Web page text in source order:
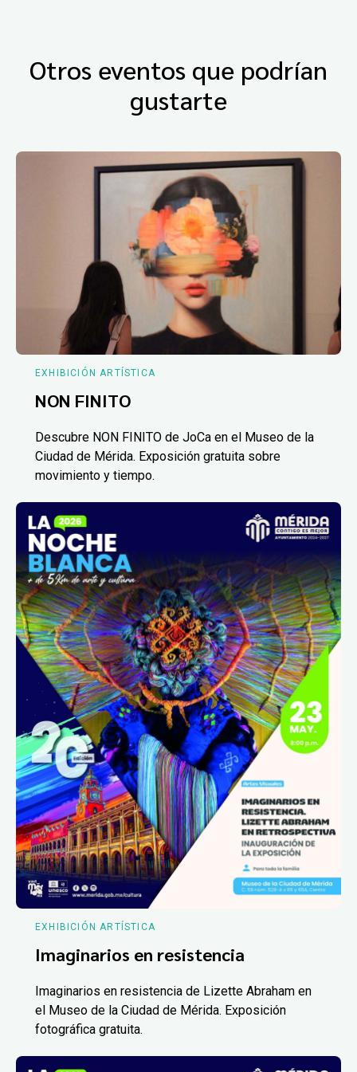
Otros eventos que podrían
gustarte
EXHIBICIÓN ARTÍSTICA
NON FINITO
Descubre NON FINITO de JoCa en el Museo de la
Ciudad de Mérida. Exposición gratuita sobre
movimiento y tiempo.
EXHIBICIÓN ARTÍSTICA
Imaginarios en resistencia
Imaginarios en resistencia de Lizette Abraham en
el Museo de la Ciudad de Mérida. Exposición
fotográfica gratuita.